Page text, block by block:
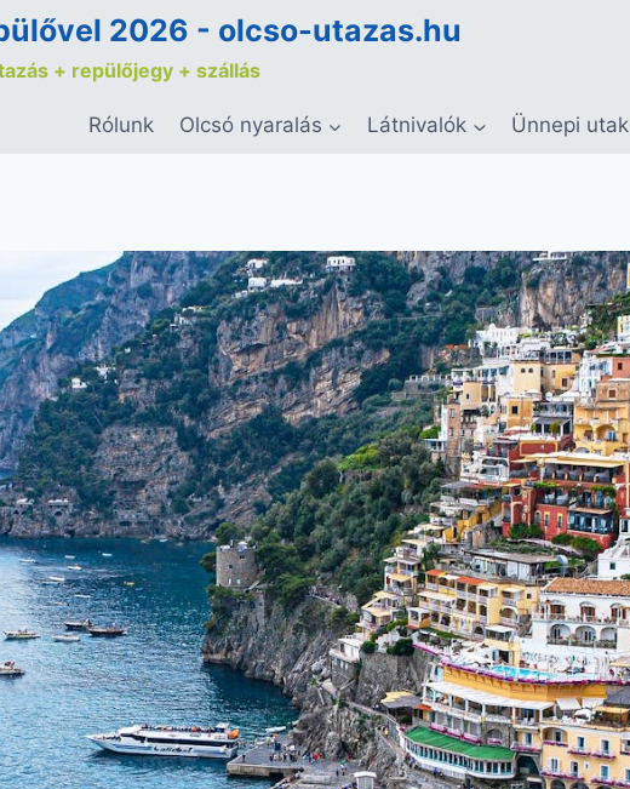
2026 - olcso-utazas.hu
+ repülőjegy + szállás
Rólunk Olcsó nyaralás Látnivalók Ünnepi utak